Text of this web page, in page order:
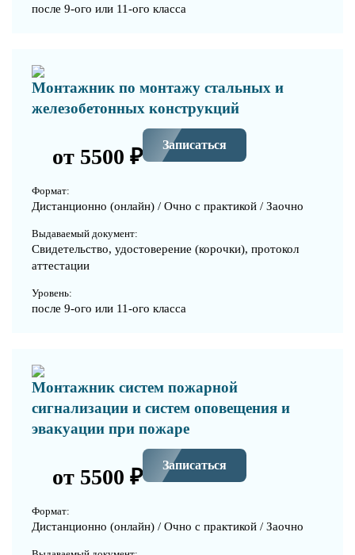
после 9-ого или 11-ого класса
Монтажник по монтажу стальных и
железобетонных конструкций
от 5500 ₽ Записаться
Формат:
Дистанционно (онлайн) / Очно с практикой / Заочно
Выдаваемый документ:
Свидетельство, удостоверение (корочки), протокол
аттестации
Уровень:
после 9-ого или 11-ого класса
Монтажник систем пожарной
сигнализации и систем оповещения и
эвакуации при пожаре
от 5500 ₽ Записаться
Формат:
Дистанционно (онлайн) / Очно с практикой / Заочно